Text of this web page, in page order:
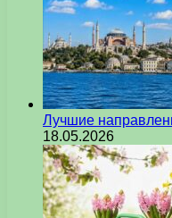
Лучшие
18.05.2026